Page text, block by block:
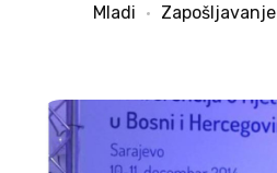
Mladi Zapošljavanje